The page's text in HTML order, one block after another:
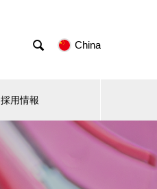
 China
採用情報